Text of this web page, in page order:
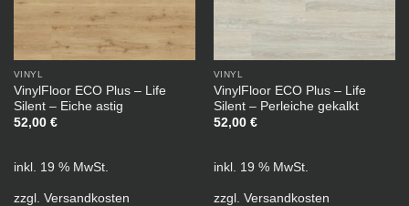
VINYL
VinylFloor ECO Plus – Life
Silent – Eiche astig
52,00 €
inkl. 19 % MwSt.
zzgl. Versandkosten
VINYL
VinylFloor ECO Plus – Life
Silent – Perleiche gekalkt
52,00 €
inkl. 19 % MwSt.
zzgl. Versandkosten